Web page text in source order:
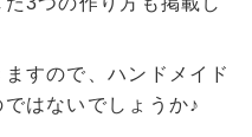
すので、ハンドメイド
はないでしょうか♪